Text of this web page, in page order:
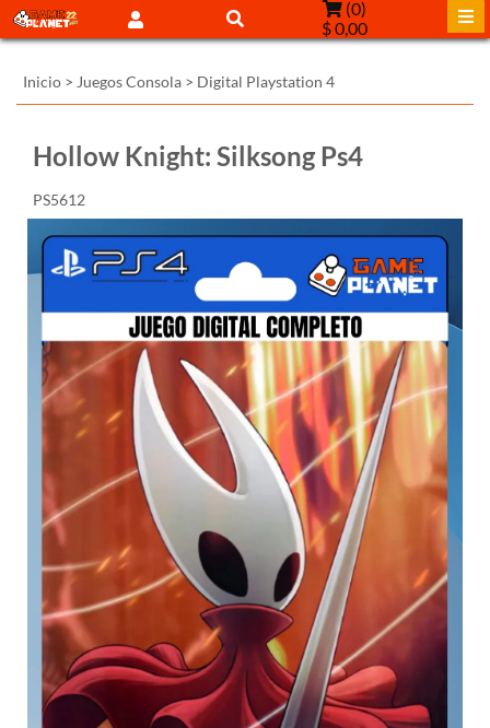
(0)
$ 0,00
Inicio > Juegos Consola > Digital Playstation 4
Hollow Knight: Silksong Ps4
PS5612